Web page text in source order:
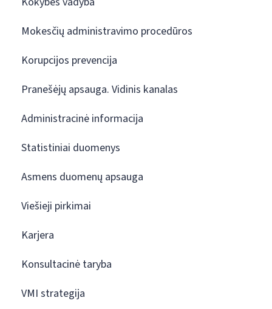
Mokesčių administravimo procedūros
Korupcijos prevencija
Pranešėjų apsauga. Vidinis kanalas
Administracinė informacija
Statistiniai duomenys
Asmens duomenų apsauga
Viešieji pirkimai
Karjera
Konsultacinė taryba
VMI strategija